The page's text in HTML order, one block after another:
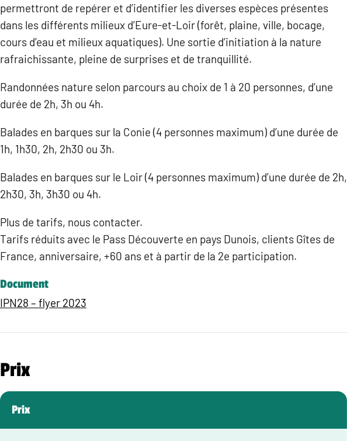
permettront de repérer et d’identifier les diverses espèces présentes
dans les différents milieux d’Eure-et-Loir (forêt, plaine, ville, bocage,
cours d’eau et milieux aquatiques). Une sortie d’initiation à la nature
rafraichissante, pleine de surprises et de tranquillité.
Randonnées nature selon parcours au choix de 1 à 20 personnes, d’une
durée de 2h, 3h ou 4h.
Balades en barques sur la Conie (4 personnes maximum) d’une durée de
1h, 1h30, 2h, 2h30 ou 3h.
Balades en barques sur le Loir (4 personnes maximum) d’une durée de 2h,
2h30, 3h, 3h30 ou 4h.
Plus de tarifs, nous contacter.
Tarifs réduits avec le Pass Découverte en pays Dunois, clients Gîtes de
France, anniversaire, +60 ans et à partir de la 2e participation.
Document
IPN28 – flyer 2023
Prix
Prix